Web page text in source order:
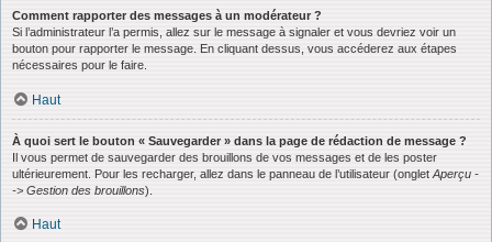
Comment rapporter des messages à un modérateur ?
Si l’administrateur l’a permis, allez sur le message à signaler et vous devriez voir un
bouton pour rapporter le message. En cliquant dessus, vous accéderez aux étapes
nécessaires pour le faire.
Haut
À quoi sert le bouton « Sauvegarder » dans la page de rédaction de message ?
Il vous permet de sauvegarder des brouillons de vos messages et de les poster
ultérieurement. Pour les recharger, allez dans le panneau de l’utilisateur (onglet Aperçu -
-> Gestion des brouillons).
Haut